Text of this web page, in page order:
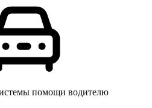
помощи водителю